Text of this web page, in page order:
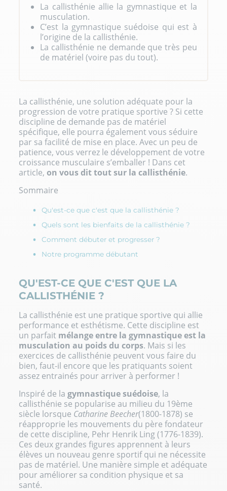
La callisthénie allie la gymnastique et la
musculation.
C’est la gymnastique suédoise qui est à
l’origine de la callisthénie.
La callisthénie ne demande que très peu
de matériel (voire pas du tout).
La callisthénie, une solution adéquate pour la
progression de votre pratique sportive ? Si cette
discipline de demande pas de matériel
spécifique, elle pourra également vous séduire
par sa facilité de mise en place. Avec un peu de
patience, vous verrez le développement de votre
croissance musculaire s’emballer ! Dans cet
article,on vous dit tout sur la callisthénie.
Sommaire
Qu'est-ce que c'est que la callisthénie ?
Quels sont les bienfaits de la callisthénie ?
Comment débuter et progresser ?
Notre programme débutant
QU'EST-CE QUE C'EST QUE LA
CALLISTHÉNIE ?
La callisthénie est une pratique sportive qui allie
performance et esthétisme. Cette discipline est
un parfait mélange entre la gymnastique est la
musculation au poids du corps. Mais si les
exercices de callisthénie peuvent vous faire du
bien, faut-il encore que les pratiquants soient
assez entrainés pour arriver à performer !
Inspiré de la gymnastique suédoise, la
callisthénie se popularise au milieu du 19ème
siècle lorsque Catharine Beecher(1800-1878) se
réapproprie les mouvements du père fondateur
de cette discipline, Pehr Henrik Ling (1776-1839).
Ces deux grandes figures apprennent à leurs
élèves un nouveau genre sportif qui ne nécessite
pas de matériel. Une manière simple et adéquate
pour améliorer sa condition physique et sa
santé.